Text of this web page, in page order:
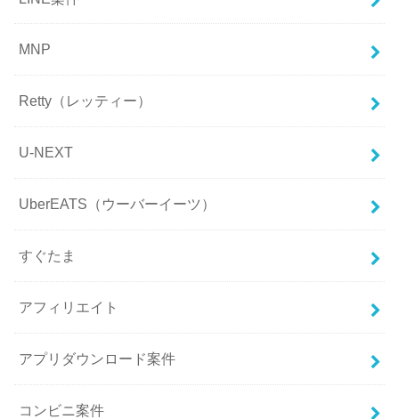
MNP
Retty（レッティー）
U-NEXT
UberEATS（ウーバーイーツ）
すぐたま
アフィリエイト
アプリダウンロード案件
コンビニ案件